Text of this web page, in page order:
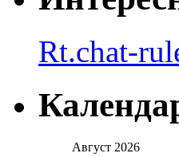
Rt.chat-
Август 2026